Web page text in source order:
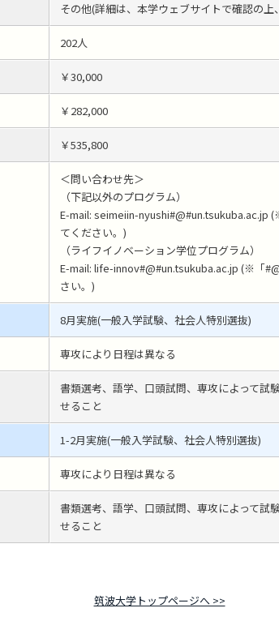
その他(詳細は、本学ウェブサイトで確認の上
202人
￥30,000
￥282,000
￥535,800
＜問い合わせ先＞
（下記以外のプログラム）
E-mail: seimeiin-nyushi#@#un.tsukuba.ac.jp
てください。)
（ライフイノベーション学位プログラム）
E-mail: life-innov#@#un.tsukuba.ac.jp (※「
さい。)
8月実施(一般入学試験、社会人特別選抜)
専攻により日程は異なる
書類選考、語学、口頭試問、専攻によって試
せること
1-2月実施(一般入学試験、社会人特別選抜)
専攻により日程は異なる
書類選考、語学、口頭試問、専攻によって試
せること
筑波大学トップページへ >>